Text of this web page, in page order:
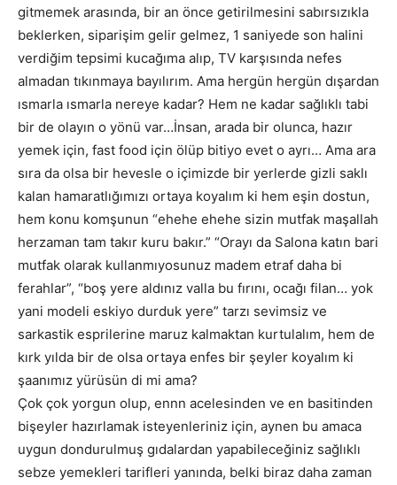
gitmemek arasında, bir an önce getirilmesini sabırsızıkla
beklerken, siparişim gelir gelmez, 1 saniyede son halini
verdiğim tepsimi kucağıma alıp, TV karşısında nefes
almadan tıkınmaya bayılırım. Ama hergün hergün dışardan
ısmarla ısmarla nereye kadar? Hem ne kadar sağlıklı tabi
bir de olayın o yönü var…İnsan, arada bir olunca, hazır
yemek için, fast food için ölüp bitiyo evet o ayrı… Ama ara
sıra da olsa bir hevesle o içimizde bir yerlerde gizli saklı
kalan hamaratlığımızı ortaya koyalım ki hem eşin dostun,
hem konu komşunun “ehehe ehehe sizin mutfak maşallah
herzaman tam takır kuru bakır.” “Orayı da Salona katın bari
mutfak olarak kullanmıyosunuz madem etraf daha bi
ferahlar”, “boş yere aldınız valla bu fırını, ocağı filan… yok
yani modeli eskiyo durduk yere” tarzı sevimsiz ve
sarkastik esprilerine maruz kalmaktan kurtulalım, hem de
kırk yılda bir de olsa ortaya enfes bir şeyler koyalım ki
şaanımız yürüsün di mi ama?
Çok çok yorgun olup, ennn acelesinden ve en basitinden
bişeyler hazırlamak isteyenleriniz için, aynen bu amaca
uygun dondurulmuş gıdalardan yapabileceğiniz sağlıklı
sebze yemekleri tarifleri yanında, belki biraz daha zaman